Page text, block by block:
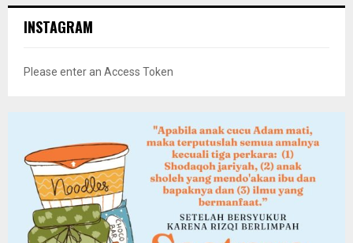
INSTAGRAM
Please enter an Access Token